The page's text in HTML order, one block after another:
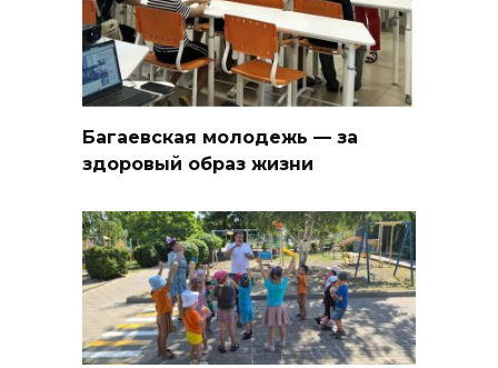
Багаевская молодежь — за
здоровый образ жизни